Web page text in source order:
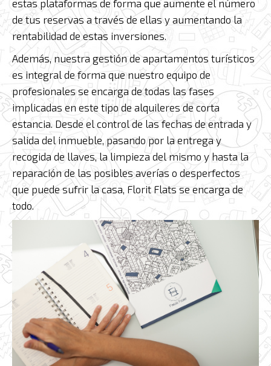
estas plataformas de forma que aumente el número
de tus reservas a través de ellas y aumentando la
rentabilidad de estas inversiones.
Además, nuestra gestión de apartamentos turísticos
es integral de forma que nuestro equipo de
profesionales se encarga de todas las fases
implicadas en este tipo de alquileres de corta
estancia. Desde el control de las fechas de entrada y
salida del inmueble, pasando por la entrega y
recogida de llaves, la limpieza del mismo y hasta la
reparación de las posibles averías o desperfectos
que puede sufrir la casa, Florit Flats se encarga de
todo.